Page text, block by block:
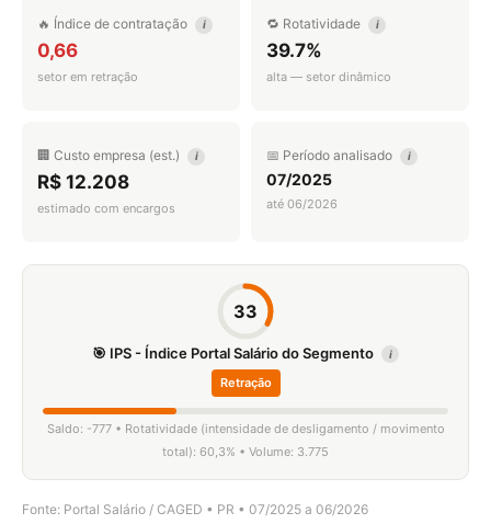
🔥 Índice de contratação i
0,66
setor em retração
🔁 Rotatividade i
39.7%
alta — setor dinâmico
🏢 Custo empresa (est.) i
R$ 12.208
estimado com encargos
📅 Período analisado i
07/2025
até 06/2026
33
🎯 IPS - Índice Portal Salário do Segmento i
Retração
Saldo: -777 • Rotatividade (intensidade de desligamento / movimento
total): 60,3% • Volume: 3.775
Fonte: Portal Salário / CAGED • PR • 07/2025 a 06/2026